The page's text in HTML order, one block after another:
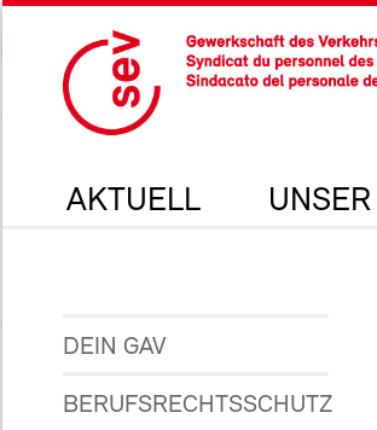
AKTUELL
DEIN GAV
BERUFSRECHTSSCHUTZ